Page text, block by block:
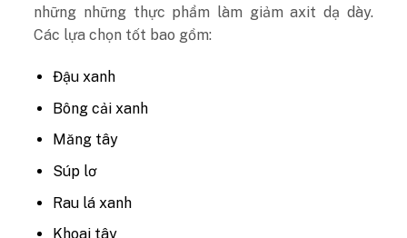
những những thực phẩm làm giảm axit dạ dày.
Các lựa chọn tốt bao gồm:
Đậu xanh
Bông cải xanh
Măng tây
Súp lơ
Rau lá xanh
Khoai tây